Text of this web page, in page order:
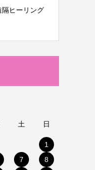
ヒーリング
土 日
1
7
8